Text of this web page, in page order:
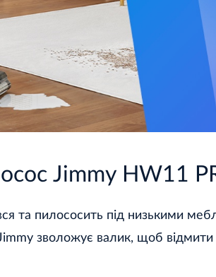
Jimmy HW11
та пилососить під низькими
зволожує валик, щоб